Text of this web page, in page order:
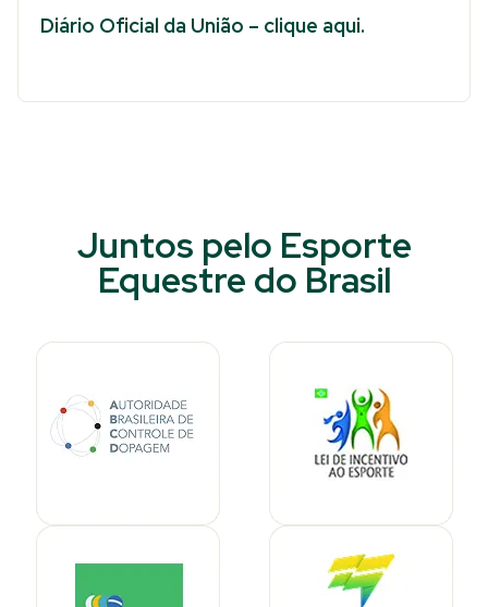
Diário Oficial da União – clique aqui.
Juntos pelo Esporte
Equestre do Brasil